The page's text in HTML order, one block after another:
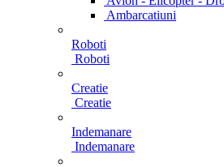
Ambarcatiuni
Roboti
Roboti
Creatie
Creatie
Indemanare
Indemanare